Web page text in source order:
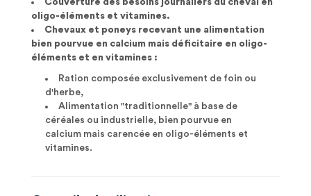
Couverture des besoins journaliers du cheval en
oligo-éléments et vitamines.
Chevaux et poneys recevant une alimentation
bien pourvue en calcium mais déficitaire en oligo-
éléments et en vitamines :
Ration composée exclusivement de foin ou
d'herbe,
Alimentation "traditionnelle" à base de
céréales ou industrielle, bien pourvue en
calcium mais carencée en oligo-éléments et
vitamines.